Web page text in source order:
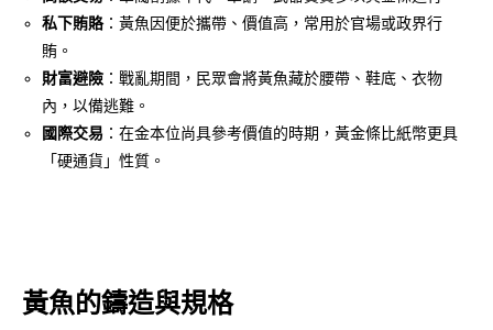
私下賄賂：黃魚因便於攜帶、價值高，常用於官場或政界行
賄。
財富避險 ：戰亂期間，民眾會將黃魚藏於腰帶、鞋底、衣物
內，以備逃難。
國際交易 ：在金本位尚具參考價值的時期，黃金條比紙幣更具
「硬通貨」性質。
黃魚的鑄造與規格